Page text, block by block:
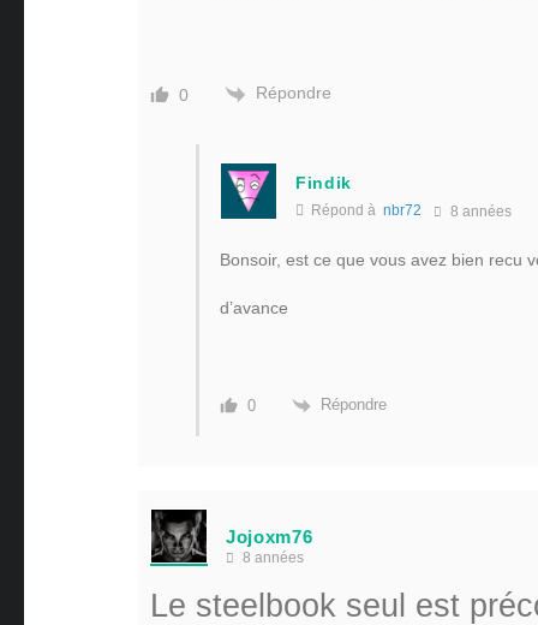
0 Répondre
Findik
Répond à nbr72 8 années
Bonsoir, est ce que vous avez bien recu
d’avance
0 Répondre
Jojoxm76
8 années
Le steelbook seul est